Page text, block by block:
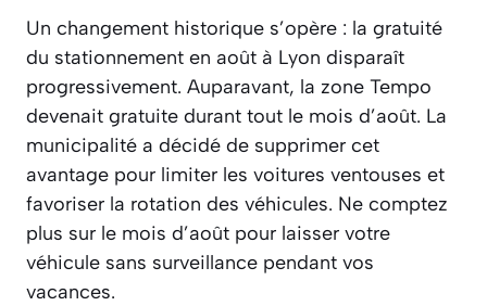
Un changement historique s’opère : la gratuité
du stationnement en août à Lyon disparaît
progressivement. Auparavant, la zone Tempo
devenait gratuite durant tout le mois d’août. La
municipalité a décidé de supprimer cet
avantage pour limiter les voitures ventouses et
favoriser la rotation des véhicules. Ne comptez
plus sur le mois d’août pour laisser votre
véhicule sans surveillance pendant vos
vacances.